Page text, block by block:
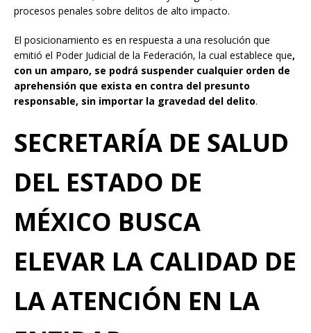
procesos penales sobre delitos de alto impacto.
El posicionamiento es en respuesta a una resolución que
emitió el Poder Judicial de la Federación, la cual establece que,
con un amparo, se podrá suspender cualquier orden de
aprehensión que exista en contra del presunto
responsable, sin importar la gravedad del delito.
SECRETARÍA DE SALUD
DEL ESTADO DE
MÉXICO BUSCA
ELEVAR LA CALIDAD DE
LA ATENCIÓN EN LA